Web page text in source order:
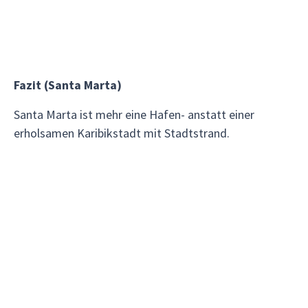
Fazit (Santa Marta)
Santa Marta ist mehr eine Hafen- anstatt einer
erholsamen Karibikstadt mit Stadtstrand.